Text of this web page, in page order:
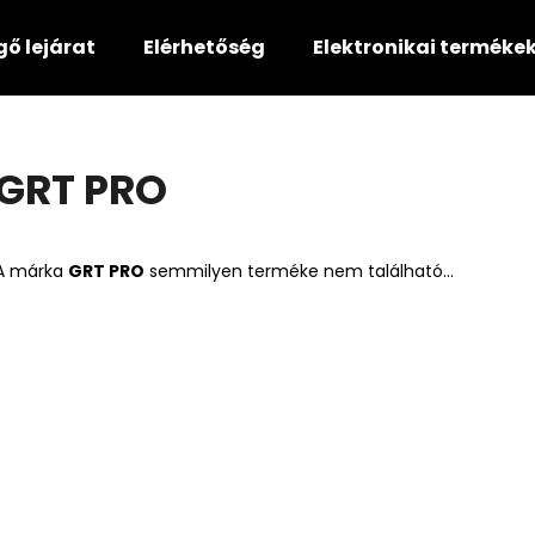
lejárat Elérhetőség Elektronikai
PRO
márka GRT PRO semmilyen terméke nem található...